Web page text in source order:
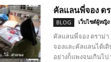
คัลแลนพี่จอง ด
BLOG เว็บไซต์ผู้หญิ
คัลแลนพี่จอง ดราม่า
จองและคัลแลนได้เ
อย่างก็แพงจนเกินไป